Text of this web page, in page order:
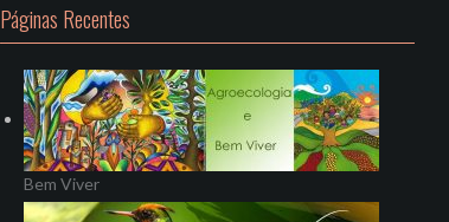
Páginas Recentes
Bem Viver